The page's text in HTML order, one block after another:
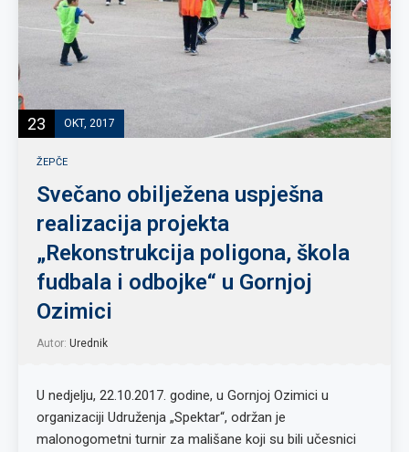
23 OKT, 2017
ŽEPČE
Svečano obilježena uspješna
realizacija projekta
„Rekonstrukcija poligona, škola
fudbala i odbojke“ u Gornjoj
Ozimici
Autor: Urednik
U nedjelju, 22.10.2017. godine, u Gornjoj Ozimici u
organizaciji Udruženja „Spektar“, održan je
malonogometni turnir za mališane koji su bili učesnici